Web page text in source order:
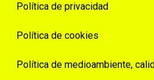
Política de privacidad
Política de cookies
Política de medioambiente,